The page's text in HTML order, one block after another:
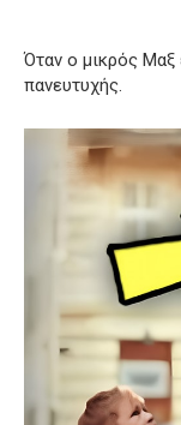
Όταν ο μικρός Μαξ
πανευτυχής.